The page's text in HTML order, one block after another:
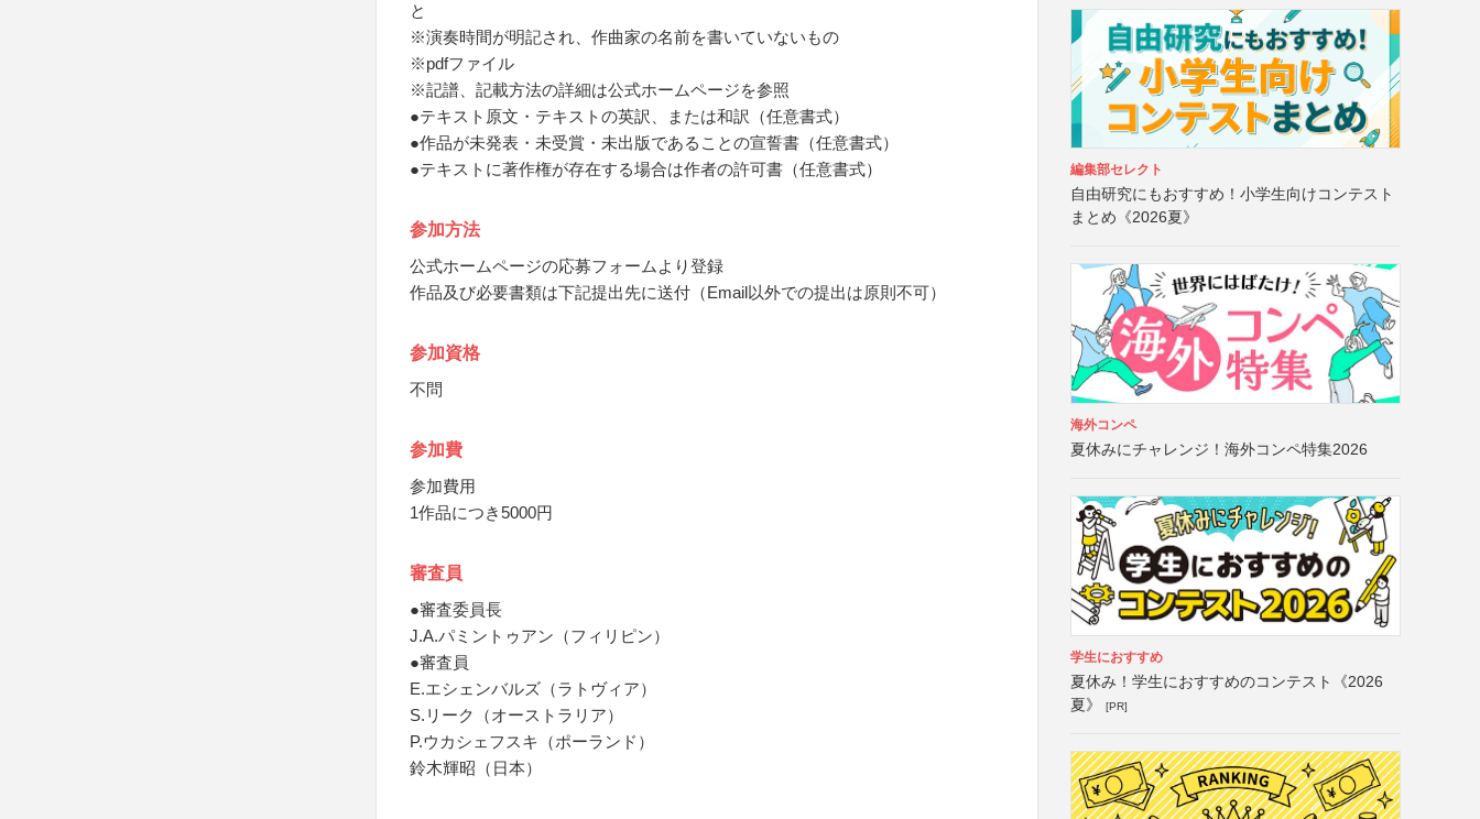
と
※演奏時間が明記され、作曲家の名前を書いていないもの
※pdfファイル
※記譜、記載方法の詳細は公式ホームページを参照
●テキスト原文・テキストの英訳、または和訳（任意書式）
●作品が未発表・未受賞・未出版であることの宣誓書（任意書式）
●テキストに著作権が存在する場合は作者の許可書（任意書式）
参加方法
公式ホームページの応募フォームより登録
作品及び必要書類は下記提出先に送付（Email以外での提出は原則不可）
参加資格
不問
参加費
参加費用
1作品につき5000円
審査員
●審査委員長
J.A.パミントゥアン（フィリピン）
●審査員
E.エシェンバルズ（ラトヴィア）
S.リーク（オーストラリア）
P.ウカシェフスキ（ポーランド）
鈴木輝昭（日本）
編集部セレクト
自由研究にもおすすめ！小学生向けコンテスト
まとめ《2026夏》
海外コンペ
夏休みにチャレンジ！海外コンペ特集2026
学生におすすめ
夏休み！学生におすすめのコンテスト《2026
夏》
[PR]